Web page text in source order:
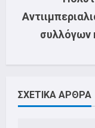
συλλόγων
ΣΧΕΤΙΚΑ ΑΡΘΡΑ